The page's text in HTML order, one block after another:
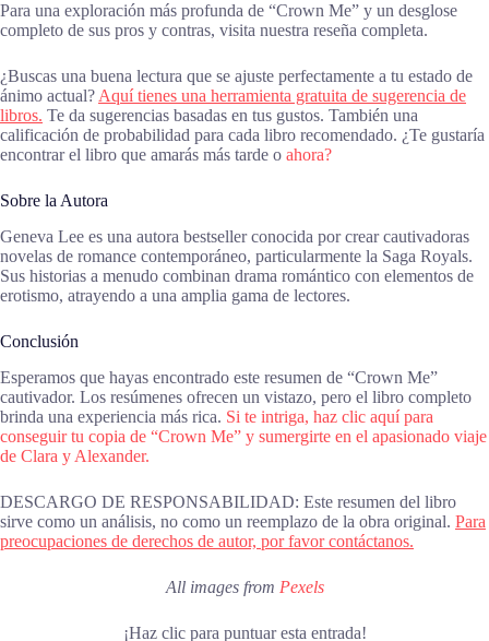
Para una exploración más profunda de “Crown Me” y un desglose
completo de sus pros y contras, visita nuestra reseña completa.
¿Buscas una buena lectura que se ajuste perfectamente a tu estado de
ánimo actual? Aquí tienes una herramienta gratuita de sugerencia de
libros. Te da sugerencias basadas en tus gustos. También una
calificación de probabilidad para cada libro recomendado. ¿Te gustaría
encontrar el libro que amarás más tarde o ahora?
Sobre la Autora
Geneva Lee es una autora bestseller conocida por crear cautivadoras
novelas de romance contemporáneo, particularmente la Saga Royals.
Sus historias a menudo combinan drama romántico con elementos de
erotismo, atrayendo a una amplia gama de lectores.
Conclusión
Esperamos que hayas encontrado este resumen de “Crown Me”
cautivador. Los resúmenes ofrecen un vistazo, pero el libro completo
brinda una experiencia más rica. Si te intriga, haz clic aquí para
conseguir tu copia de “Crown Me” y sumergirte en el apasionado viaje
de Clara y Alexander.
DESCARGO DE RESPONSABILIDAD: Este resumen del libro
sirve como un análisis, no como un reemplazo de la obra original. Para
preocupaciones de derechos de autor, por favor contáctanos.
All images from Pexels
¡Haz clic para puntuar esta entrada!